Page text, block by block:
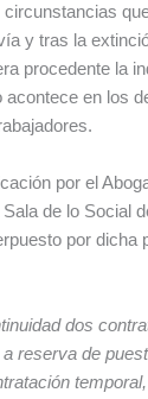
y tras la
procedente la
en los
por el
de lo Social
por
dos
reserva de